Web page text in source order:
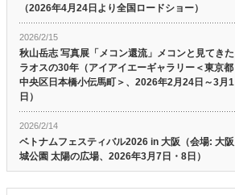
（2026年4月24日より全国ロードショー）
2026/2/15
秋山岳志 写真展「メコン還流」メコンと見てきた
ラオスの30年（アイアイエーギャラリー＜東京都
中央区日本橋小伝馬町＞、2026年2月24日～3月1
日）
2026/2/14
ベトナムフェスティバル2026 in 大阪（会場: 大阪
城公園 太陽の広場、2026年3月7日・8日）